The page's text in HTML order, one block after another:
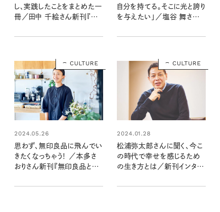
し、実践したことをまとめた一
冊／田中 千絵さん新刊『卒
こと』インタビュー
自分を持てる。そこに光と誇り
を与えたい」／塩谷 舞さん
ンタビュー
CULTURE
2024.05.26
思わず、無印良品に飛んでい
きたくなっちゃう！ ／本多さ
おりさん新刊『無印良品と
CULTURE
2024.01.28
松浦弥太郎さんに聞く、今こ
の時代で幸せを感じるため
の生き方とは／新刊インタビ